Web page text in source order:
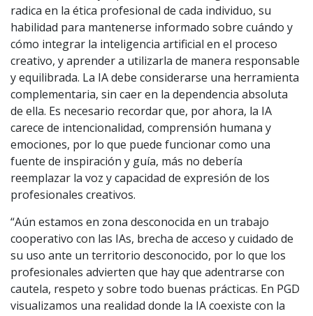
radica en la ética profesional de cada individuo, su
habilidad para mantenerse informado sobre cuándo y
cómo integrar la inteligencia artificial en el proceso
creativo, y aprender a utilizarla de manera responsable
y equilibrada. La IA debe considerarse una herramienta
complementaria, sin caer en la dependencia absoluta
de ella. Es necesario recordar que, por ahora, la IA
carece de intencionalidad, comprensión humana y
emociones, por lo que puede funcionar como una
fuente de inspiración y guía, más no debería
reemplazar la voz y capacidad de expresión de los
profesionales creativos.
“Aún estamos en zona desconocida en un trabajo
cooperativo con las IAs, brecha de acceso y cuidado de
su uso ante un territorio desconocido, por lo que los
profesionales advierten que hay que adentrarse con
cautela, respeto y sobre todo buenas prácticas. En PGD
visualizamos una realidad donde la IA coexiste con la